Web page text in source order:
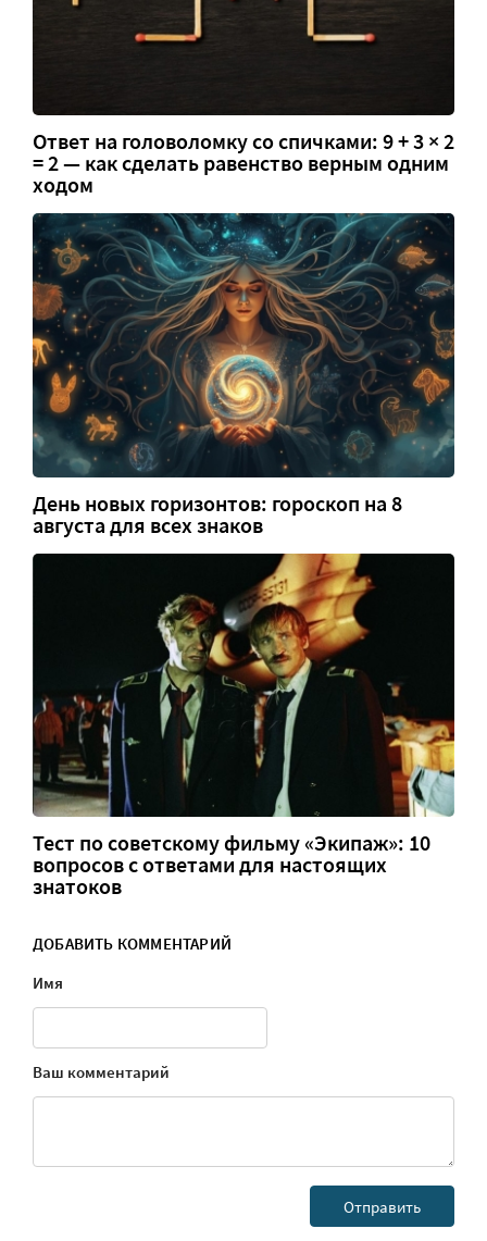
Ответ на головоломку со спичками: 9 + 3 × 2
= 2 — как сделать равенство верным одним
ходом
День новых горизонтов: гороскоп на 8
августа для всех знаков
Тест по советскому фильму «Экипаж»: 10
вопросов с ответами для настоящих
знатоков
ДОБАВИТЬ КОММЕНТАРИЙ
Имя
Ваш комментарий